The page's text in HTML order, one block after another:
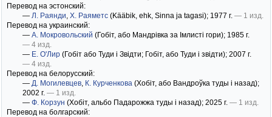
Перевод на эстонский:
— Л. Раянди, Х. Раяметс (Kääbik, ehk, Sinna ja tagasi); 1977 г. — 1 изд.
Перевод на украинский:
— А. Мокровольский (Гобіт, або Мандрівка за Імлисті гори); 1985 г.
— 4 изд.
— Е. О'Лир (Гобіт або Туди і Звідти; Гобіт, або Туди і звідти); 2007 г.
— 4 изд.
Перевод на белорусский:
— Д. Могилевцев, К. Курченкова (Хобіт, або Вандроўка туды і назад);
2002 г. — 1 изд.
— Ф. Корзун (Хобіт, альбо Падарожжа туды і назад); 2025 г. — 1 изд.
Перевод на болгарский: